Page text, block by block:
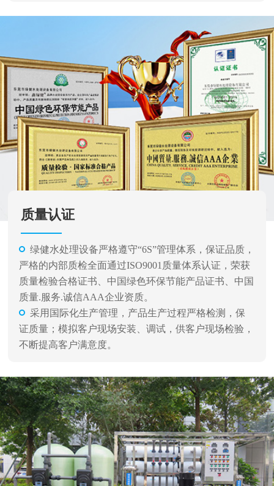
质量认证
绿健水处理设备严格遵守“6S”管理体系，保证品质，
严格的内部质检全面通过ISO9001质量体系认证，荣获
质量检验合格证书、中国绿色环保节能产品证书、中国
质量.服务.诚信AAA企业资质。
采用国际化生产管理，产品生产过程严格检测，保
证质量；模拟客户现场安装、调试，供客户现场检验，
不断提高客户满意度。